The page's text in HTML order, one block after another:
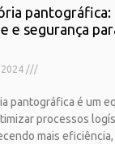
pantográfica:
e segurança
pantográfica é um
processos
mais